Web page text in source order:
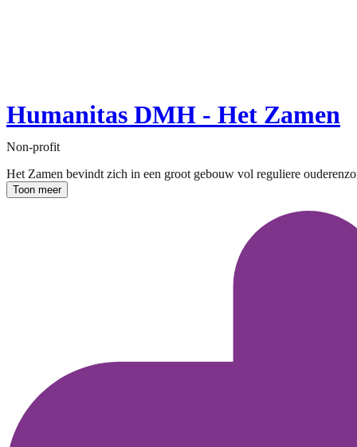
Humanitas DMH - Het Zamen
Non-profit
Het Zamen bevindt zich in een groot gebouw vol reguliere
Toon meer